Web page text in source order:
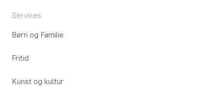
Services
Børn og Familie
Fritid
Kunst og kultur